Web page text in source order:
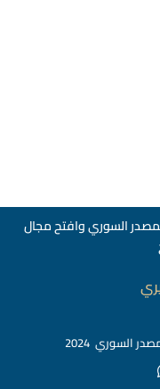
السوري وافتح مجال
السوري 2024